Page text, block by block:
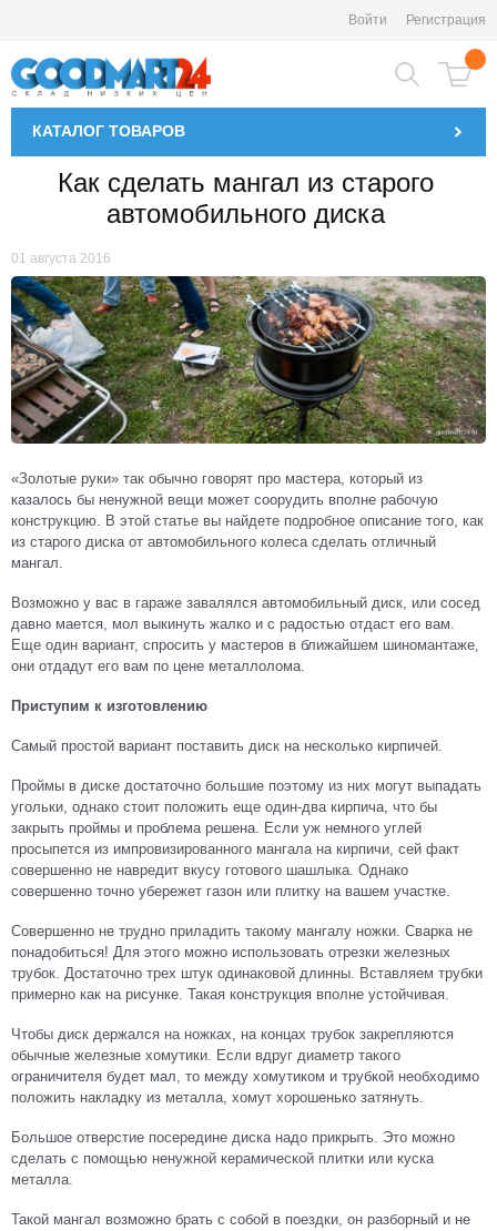
Войти Регистрация
КАТАЛОГ ТОВАРОВ
Как сделать мангал из старого
автомобильного диска
01 августа 2016
«Золотые руки» так обычно говорят про мастера, который из
казалось бы ненужной вещи может соорудить вполне рабочую
конструкцию. В этой статье вы найдете подробное описание того, как
из старого диска от автомобильного колеса сделать отличный
мангал.
Возможно у вас в гараже завалялся автомобильный диск, или сосед
давно мается, мол выкинуть жалко и с радостью отдаст его вам.
Еще один вариант, спросить у мастеров в ближайшем шиномантаже,
они отдадут его вам по цене металлолома.
Приступим к изготовлению
Самый простой вариант поставить диск на несколько кирпичей.
Проймы в диске достаточно большие поэтому из них могут выпадать
угольки, однако стоит положить еще один-два кирпича, что бы
закрыть проймы и проблема решена. Если уж немного углей
просыпется из импровизированного мангала на кирпичи, сей факт
совершенно не навредит вкусу готового шашлыка. Однако
совершенно точно убережет газон или плитку на вашем участке.
Совершенно не трудно приладить такому мангалу ножки. Сварка не
понадобиться! Для этого можно использовать отрезки железных
трубок. Достаточно трех штук одинаковой длинны. Вставляем трубки
примерно как на рисунке. Такая конструкция вполне устойчивая.
Чтобы диск держался на ножках, на концах трубок закрепляются
обычные железные хомутики. Если вдруг диаметр такого
ограничителя будет мал, то между хомутиком и трубкой необходимо
положить накладку из металла, хомут хорошенько затянуть.
Большое отверстие посередине диска надо прикрыть. Это можно
сделать с помощью ненужной керамической плитки или куска
металла.
Такой мангал возможно брать с собой в поездки, он разборный и не